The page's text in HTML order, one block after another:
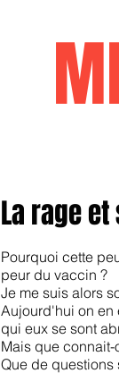
La rage
Pourquoi cette
peur du vaccin ?
Je me suis alors
Aujourd'hui on en
qui eux se sont
Mais que
Que de questions